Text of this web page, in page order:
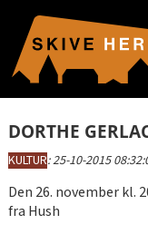
DORTHE
KULTUR:25-10-2015
Den 26. november kl.
fra Hush